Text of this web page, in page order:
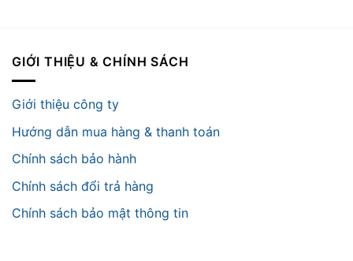
GIỚI THIỆU & CHÍNH SÁCH
Giới thiệu công ty
Hướng dẫn mua hàng & thanh toán
Chính sách bảo hành
Chính sách đổi trả hàng
Chính sách bảo mật thông tin